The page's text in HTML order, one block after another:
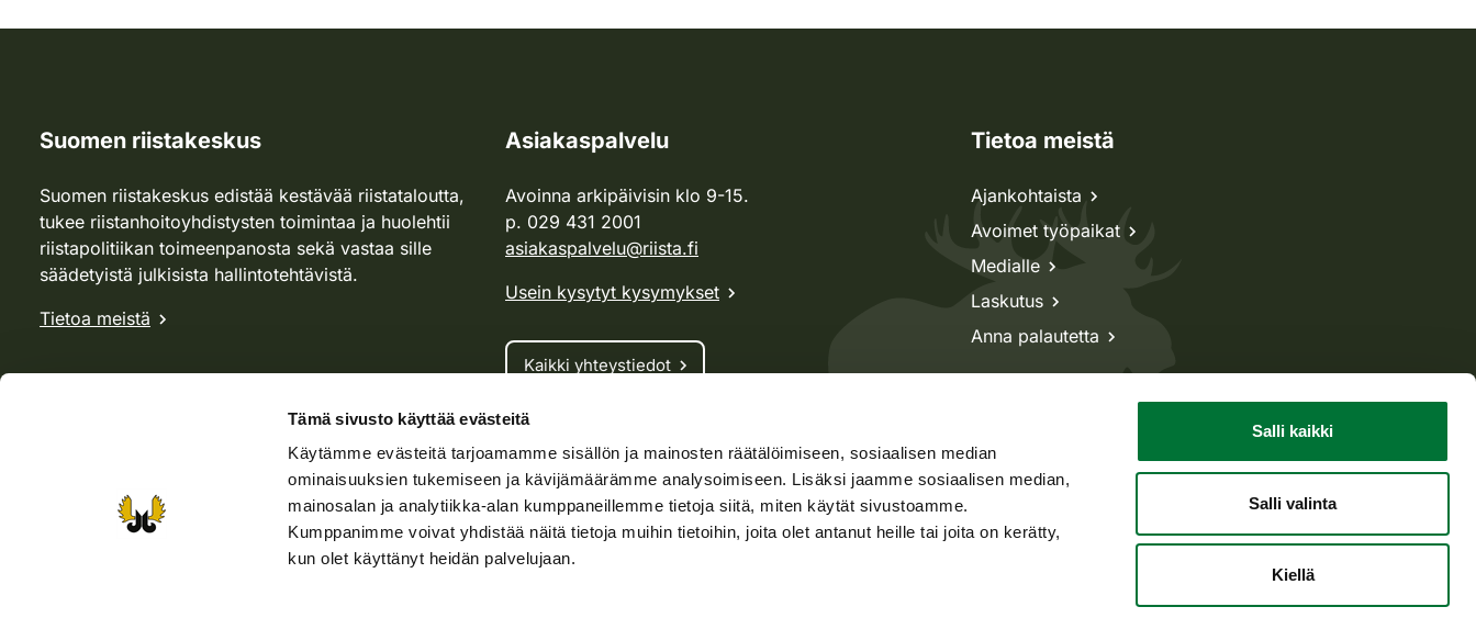
Tämä sivusto käyttää evästeitä
Käytämme evästeitä tarjoamamme sisällön ja mainosten räätälöimiseen, sosiaalisen median
ominaisuuksien tukemiseen ja kävijämäärämme analysoimiseen. Lisäksi jaamme sosiaalisen median,
mainosalan ja analytiikka-alan kumppaneillemme tietoja siitä, miten käytät sivustoamme.
Kumppanimme voivat yhdistää näitä tietoja muihin tietoihin, joita olet antanut heille tai joita on kerätty,
kun olet käyttänyt heidän palvelujaan.
Salli kaikki
Salli valinta
Kiellä
Suomen riistakeskus
Suomen riistakeskus edistää kestävää riistataloutta,
tukee riistanhoitoyhdistysten toimintaa ja huolehtii
riistapolitiikan toimeenpanosta sekä vastaa sille
säädetyistä julkisista hallintotehtävistä.
Tietoa meistä
Asiakaspalvelu
Avoinna arkipäivisin klo 9-15.
p. 029 431 2001
asiakaspalvelu@riista.fi
Usein kysytyt kysymykset
Kaikki yhteystiedot
Metsästyskortti-asiat
Oma riista -asiat
Lupa-asiat
Tietoa meistä
Ajankohtaista
Avoimet työpaikat
Medialle
Laskutus
Anna palautetta